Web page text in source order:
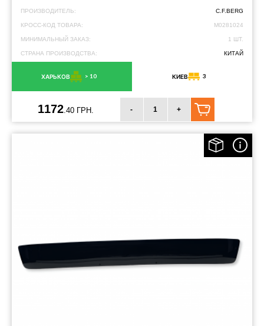
ПРОИЗВОДИТЕЛЬ: C.F.BERG
КРОСС-КОД ТОВАРА: M0281024
МИНИМАЛЬНЫЙ ЗАКАЗ: 1 ШТ.
СТРАНА ПРОИЗВОДСТВА: КИТАЙ
ХАРЬКОВ > 10 КИЕВ 3
1172 .40 ГРН. - +